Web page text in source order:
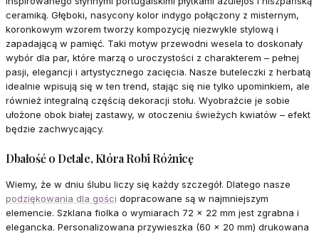
ceramiką. Głęboki, nasycony kolor indygo połączony z misternym,
koronkowym wzorem tworzy kompozycję niezwykle stylową i
zapadającą w pamięć. Taki motyw przewodni wesela to doskonały
wybór dla par, które marzą o uroczystości z charakterem – pełnej
pasji, elegancji i artystycznego zacięcia. Nasze buteleczki z herbatą
idealnie wpisują się w ten trend, stając się nie tylko upominkiem, ale
również integralną częścią dekoracji stołu. Wyobraźcie je sobie
ułożone obok białej zastawy, w otoczeniu świeżych kwiatów – efekt
będzie zachwycający.
Dbałość o Detale, Która Robi Różnicę
Wiemy, że w dniu ślubu liczy się każdy szczegół. Dlatego nasze
podziękowania dla gości dopracowane są w najmniejszym
elemencie. Szklana fiolka o wymiarach 72 x 22 mm jest zgrabna i
elegancka. Personalizowana przywieszka (60 x 20 mm) drukowana